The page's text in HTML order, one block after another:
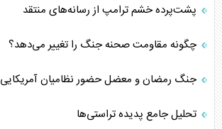
پشت‌پرده خشم ترامپ از رسانه‌های منتقد
چگونه مقاومت صحنه جنگ را تغییر می‌دهد؟
جنگ رمضان و معضل حضور نظامیان آمریکایی
تحلیل جامع پدیده تراستی‌ها